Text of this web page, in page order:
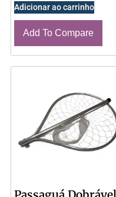
Adicionar ao carrinho
Add To Compare